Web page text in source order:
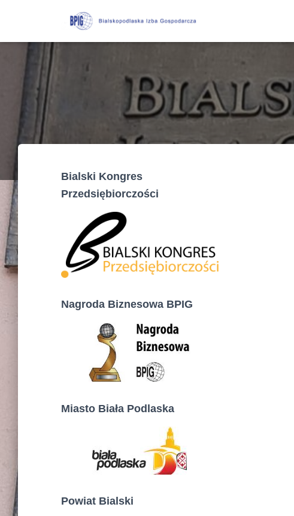
Bialski Kongres
Przedsiębiorczości
Nagroda Biznesowa BPIG
Miasto Biała Podlaska
Powiat Bialski